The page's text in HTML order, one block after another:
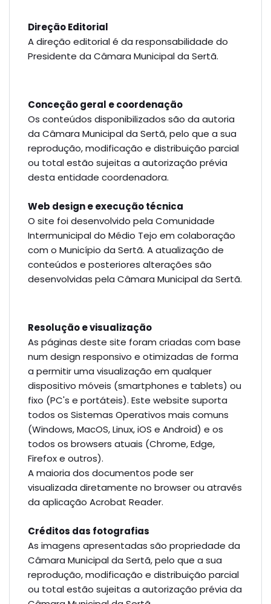
Direção Editorial
A direção editorial é da responsabilidade do
Presidente da Câmara Municipal da Sertã.
Conceção geral e coordenação
Os conteúdos disponibilizados são da autoria
da Câmara Municipal da Sertã, pelo que a sua
reprodução, modificação e distribuição parcial
ou total estão sujeitas a autorização prévia
desta entidade coordenadora.
Web design e execução técnica
O site foi desenvolvido pela Comunidade
Intermunicipal do Médio Tejo em colaboração
com o Município da Sertã. A atualização de
conteúdos e posteriores alterações são
desenvolvidas pela Câmara Municipal da Sertã.
Resolução e visualização
As páginas deste site foram criadas com base
num design responsivo e otimizadas de forma
a permitir uma visualização em qualquer
dispositivo móveis (smartphones e tablets) ou
fixo (PC's e portáteis). Este website suporta
todos os Sistemas Operativos mais comuns
(Windows, MacOS, Linux, iOS e Android) e os
todos os browsers atuais (Chrome, Edge,
Firefox e outros).
A maioria dos documentos pode ser
visualizada diretamente no browser ou através
da aplicação Acrobat Reader.
Créditos das fotografias
As imagens apresentadas são propriedade da
Câmara Municipal da Sertã, pelo que a sua
reprodução, modificação e distribuição parcial
ou total estão sujeitas a autorização prévia da